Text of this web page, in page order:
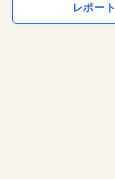
レポート